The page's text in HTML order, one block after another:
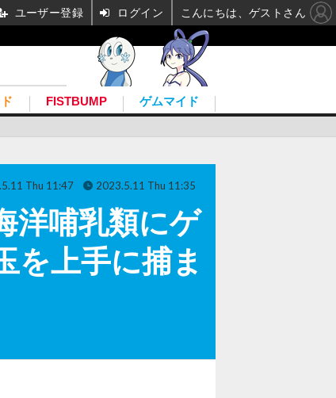
FISTBUMP ゲムマイド
洋哺乳類にゲ
を上手に捕ま
Thu 11:47 2023.5.11 Thu 11:35
ユーザー登録 ログイン こんにちは、ゲストさん